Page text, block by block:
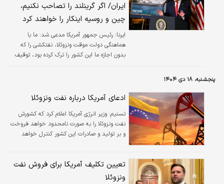
ایران/ اگر گرینلند را تصاحب نکنیم،
چین و روسیه اینکار را خواهند کرد
ایرنا: رئیس جمهور آمریکا مدعی شد: ما با
هماهنگی دولت موقت ونزوئلا، نفتکشی را که
بدون اجازه ما این کشور را ترک کرده بود، توقیف
پنجشنبه، ۱۸ دی ۱۴۰۴
ادعای آمریکا درباره نفت ونزوئلا
تسنیم: وزیر انرژی آمریکا اعلام کرد که کشورش
نفت ونزوئلا را به صورت نامحدود خواهد فروخت
و بر تولید و صادرات این کشور کنترل خواهد
تعیین تکلیف آمریکا برای فروش نفت
ونزوئلا